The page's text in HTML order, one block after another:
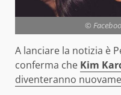
©
A lanciare la notizia è
conferma che Kim
diventeranno